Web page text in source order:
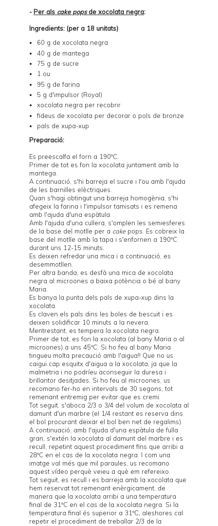
- Per als cake popsde xocolata negra:
Ingredients: (per a 18 unitats)
60 g de xocolata negra
40 g de mantega
75 g de sucre
1 ou
95 g de farina
5 g d'impulsor (Royal)
xocolata negra per recobrir
fideus de xocolata per decorar o pols de bronze
pals de xupa-xup
Preparació:
Es preescalfa el forn a 190ºC.
Primer de tot es fon la xocolata juntament amb la
mantega.
A continuació, s'hi barreja el sucre i l'ou amb l'ajuda
de les barnilles elèctriques.
Quan s'hagi obtingut una barreja homogènia, s'hi
afegeix la farina i l'impulsor tamisats i es remena
amb l'ajuda d'una espàtula.
Amb l'ajuda d'una cullera, s'omplen les semiesferes
de la base del motlle per a cakepops. Es cobreix la
base del motlle amb la tapa i s'enfornen a 190ºC
durant uns 12-15 minuts.
Es deixen refredar una mica i a continuació, es
desemmotllen.
Per altra banda, es desfà una mica de xocolata
negra al microones a baixa potència o bé al bany
Maria.
Es banya la punta dels pals de xupa-xup dins la
xocolata.
Es claven els pals dins les boles de bescuit i es
deixen solidificar 10 minuts a la nevera.
Mentrestant, es tempera la xocolata negra.
Primer de tot, es fon la xocolata (al bany Maria o al
microones) a uns 45ºC. Si ho feu al bany Maria
tingueu molta precaució amb l'aigua!! Que no us
caigui cap esquitx d'aigua a la xocolata, ja que la
malmetria i no podríeu aconseguir la duresa i
brillantor desitjades. Si ho feu al microones, us
recomano fer-ho en intervals de 30 segons, tot
remenant entremig per evitar que es cremi.
Tot seguit, s'aboca 2/3 o 3/4 del volum de xocolata al
damunt d'un marbre (el 1/4 restant es reserva dins
el bol procurant deixar el bol ben net de regalims).
A continuació, amb l'ajuda d'una espàtula de fulla
gran, s'extén la xocolata al damunt del marbre i es
recull, repetint aquest procediment fins que arribi a
28ºC en el cas de la xocolata negra. I com una
imatge val més que mil paraules, us recomano
aquest vídeo perquè veieu a què em refereixo.
Tot seguit, es recull i es barreja amb la xocolata que
hem reservat tot remenant enèrgicament, de
manera que la xocolata arribi a una temperatura
final de 31ºC en el cas de la xocolata negra. Si la
temperatura final és superior a 31ºC, aleshores cal
repetir el procediment de treballar 2/3 de la